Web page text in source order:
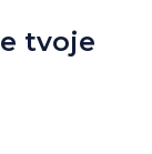
tvoje